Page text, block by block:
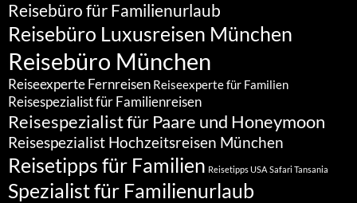
Reisebüro für Familienurlaub
Reisebüro Luxusreisen München
Reisebüro München
Reiseexperte Fernreisen Reiseexperte für Familien
Reisespezialist für Familienreisen
Reisespezialist für Paare und Honeymoon
Reisespezialist Hochzeitsreisen München
Reisetipps für Familien Reisetipps USA Safari Tansania
Spezialist für Familienurlaub